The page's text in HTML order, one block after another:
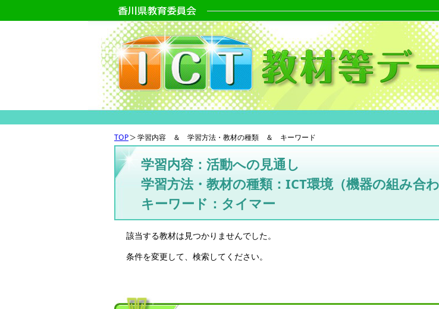
TOP 学習内容 ＆ 学習方法・教材の種類 ＆ キーワード
学習内容：活動への見通し
学習方法・教材の種類：ICT環境（機器の組み合わ
キーワード：タイマー
該当する教材は見つかりませんでした。
条件を変更して、検索してください。